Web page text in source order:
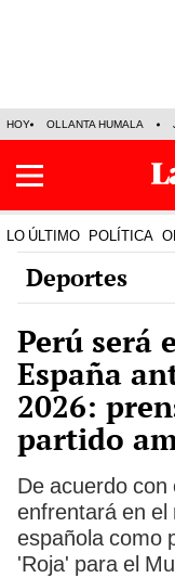
HOY OLLANTA HUMALA
LO ÚLTIMO POLÍTICA
Deportes
Perú será
España
2026:
partido
De acuerdo con
enfrentará en el
española como
'Roja' para el